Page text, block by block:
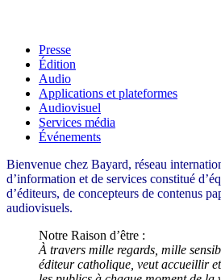
Presse
Édition
Audio
Applications et plateformes
Audiovisuel
Services média
Événements
Bienvenue chez Bayard, réseau
d’information et de services constitué
d’éditeurs, de concepteurs de contenus
audiovisuels.
Notre Raison d’être :
À travers mille regards, mille
éditeur catholique, veut accueillir